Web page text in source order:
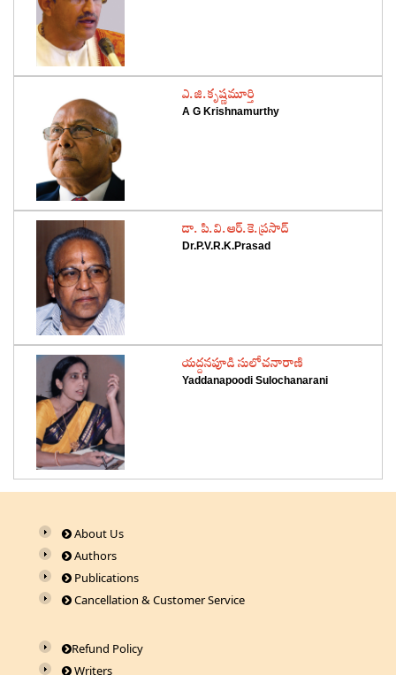
‌ఎ.జి.కృష్ణమూర్తి
A G Krishnamurthy
‌డా. పి.వి.ఆర్‌.కె.ప్రసాద్‌
Dr.P.V.R.K.Prasad
‌యద్దనపూడి సులోచనారాణి
Yaddanapoodi Sulochanarani
About Us
Authors
Publications
Cancellation & Customer Service
Refund Policy
Writers